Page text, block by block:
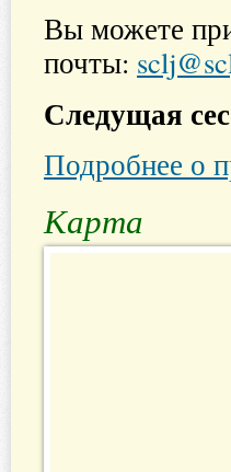
Вы можете
почты:
Следущая
Подробнее о
Карта